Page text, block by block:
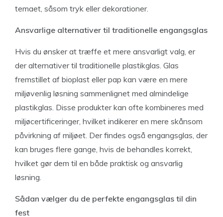
temaet, såsom tryk eller dekorationer.
Ansvarlige alternativer til traditionelle engangsglas
Hvis du ønsker at træffe et mere ansvarligt valg, er
der alternativer til traditionelle plastikglas. Glas
fremstillet af bioplast eller pap kan være en mere
miljøvenlig løsning sammenlignet med almindelige
plastikglas. Disse produkter kan ofte kombineres med
miljøcertificeringer, hvilket indikerer en mere skånsom
påvirkning af miljøet. Der findes også engangsglas, der
kan bruges flere gange, hvis de behandles korrekt,
hvilket gør dem til en både praktisk og ansvarlig
løsning.
Sådan vælger du de perfekte engangsglas til din
fest